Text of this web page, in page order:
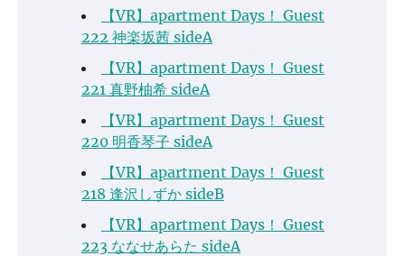
【VR】apartment Days！ Guest
222 神楽坂茜 sideA
【VR】apartment Days！ Guest
221 真野柚希 sideA
【VR】apartment Days！ Guest
220 明香琴子 sideA
【VR】apartment Days！ Guest
218 逢沢しずか sideB
【VR】apartment Days！ Guest
223 ななせあらた sideA